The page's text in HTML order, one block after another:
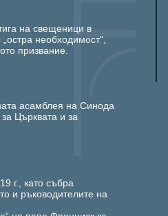
на свещеници в
необходимост“,
призвание.
асамблея на Синода
Църквата и за
г., като събра
и ръководителите на